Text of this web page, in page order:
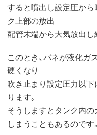
すると噴出し設定圧か
ク上部の放出
配管末端から大気放出し
このとき、バネが液化
硬くなり
吹き止まり設定圧力以
ります。
そうしますとタンク内
しまうこともあるのです。